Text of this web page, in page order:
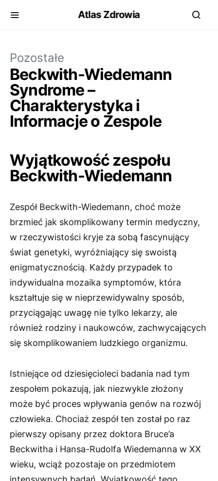
Atlas Zdrowia
Pozostałe
Beckwith-Wiedemann
Syndrome –
Charakterystyka i
Informacje o Zespole
Wyjątkowość zespołu
Beckwith-Wiedemann
Zespół Beckwith-Wiedemann, choć może
brzmieć jak skomplikowany termin medyczny,
w rzeczywistości kryje za sobą fascynujący
świat genetyki, wyróżniający się swoistą
enigmatycznością. Każdy przypadek to
indywidualna mozaika symptomów, która
kształtuje się w nieprzewidywalny sposób,
przyciągając uwagę nie tylko lekarzy, ale
również rodziny i naukowców, zachwycających
się skomplikowaniem ludzkiego organizmu.
Istniejące od dziesięcioleci badania nad tym
zespołem pokazują, jak niezwykle złożony
może być proces wpływania genów na rozwój
człowieka. Chociaż zespół ten został po raz
pierwszy opisany przez doktora Bruce’a
Beckwitha i Hansa-Rudolfa Wiedemanna w XX
wieku, wciąż pozostaje on przedmiotem